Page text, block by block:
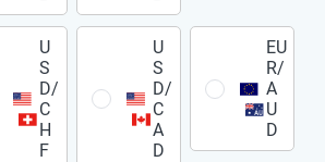
U
S
D/
C
H
F
U
S
D/
C
A
D
EU
R/
A
U
D